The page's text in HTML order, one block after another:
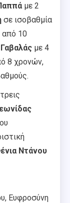
με 2
σε ισοβαθμία
από 10
με 4
8 χρονών,
Ντάνου
Ευφροσύνη